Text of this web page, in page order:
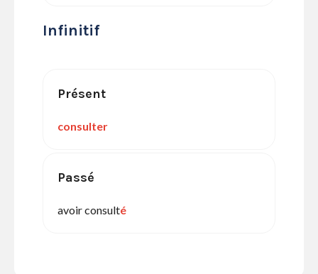
Infinitif
Présent
consulter
Passé
avoir consulté